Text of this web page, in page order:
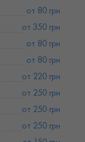
от 80 грн
от 350 грн
от 80 грн
от 80 грн
от 220 грн
от 250 грн
от 250 грн
от 250 грн